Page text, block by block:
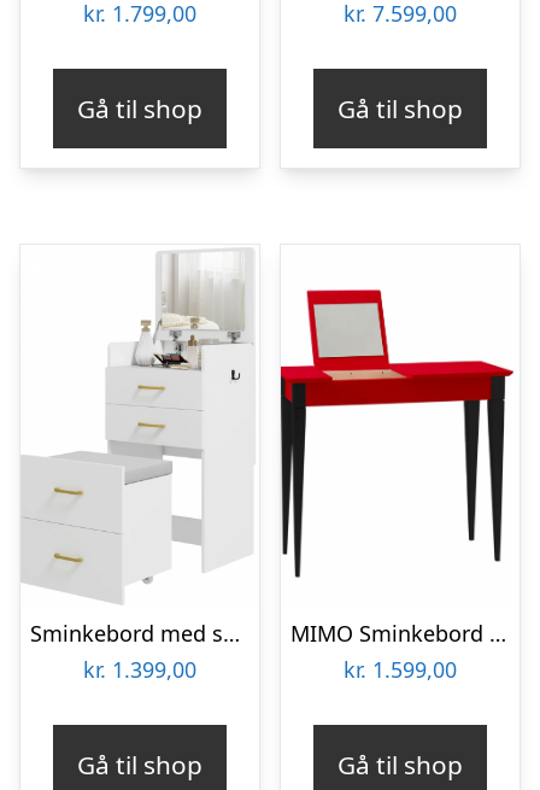
kr. 1.799,00
Gå til shop
kr. 7.599,00
Gå til shop
Sminkebord med spejl i MDF og polyester H90 x B48 x D40 cm – Hvid
kr. 1.399,00
Gå til shop
MIMO Sminkebord med spejl – 65×35 cm sorte ben / røde
kr. 1.599,00
Gå til shop